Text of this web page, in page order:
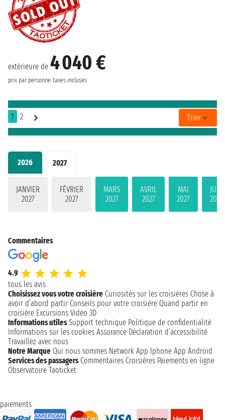
2026 2027
JANVIER
2027
FÉVRIER
2027
MARS
2027
AVRIL
2027
MAI
2027
JUIN
2027
extérieure de 4 040 €
prix par personne taxes incluses
1 2 Trier
Commentaires
4.9
tous les avis
Choisissez vous votre croisière Curiosités sur les croisières Chose à
avoir d’abord partir Conseils pour votre croisière Quand partir en
croisière Excursions Video 3D
Informations utiles Support technique Politique de confidentialité
Informations sur les cookies Assurance Déclaration d’accessibilité
Travaillez avec nous
Notre Marque Qui nous sommes Network App Iphone App Android
Services des passagers Commentaires Croisières Paiements en ligne
Observatoire Taoticket
paiements